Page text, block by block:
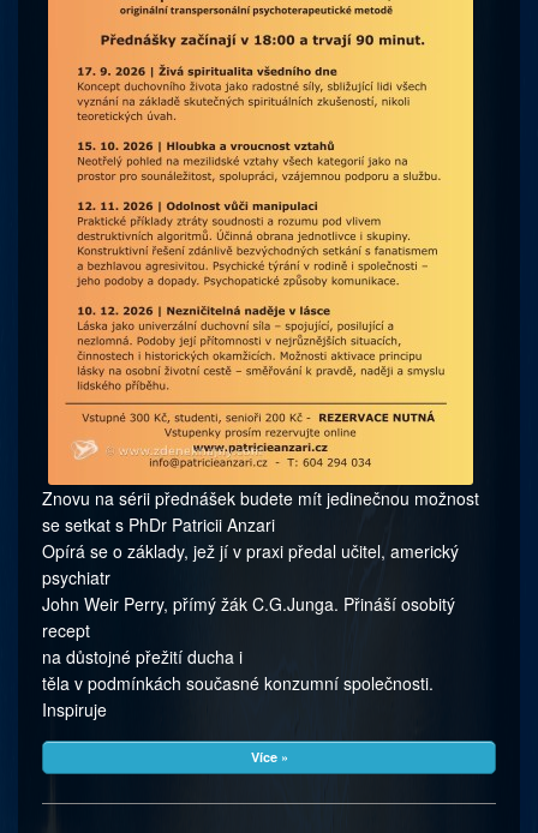
Znovu na sérii přednášek budete mít jedinečnou možnost
se setkat s PhDr Patricii Anzari
Opírá se o základy, jež jí v praxi předal učitel, americký
psychiatr
John Weir Perry, přímý žák C.G.Junga. Přináší osobitý
recept
na důstojné přežití ducha i
těla v podmínkách současné konzumní společnosti.
Inspiruje
Více »